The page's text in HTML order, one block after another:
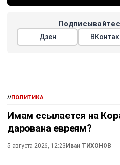
Дзен
//ПОЛИТИКА
Имам ссылается на
дарована евреям?
5 августа 2026, 12:23 Иван ТИХОНОВ